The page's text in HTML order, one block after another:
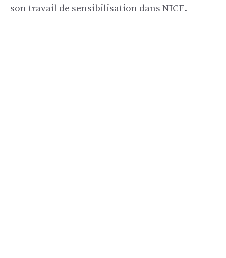
son travail de sensibilisation dans NICE.